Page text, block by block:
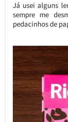
Já usei alguns
sempre me
pedacinhos de